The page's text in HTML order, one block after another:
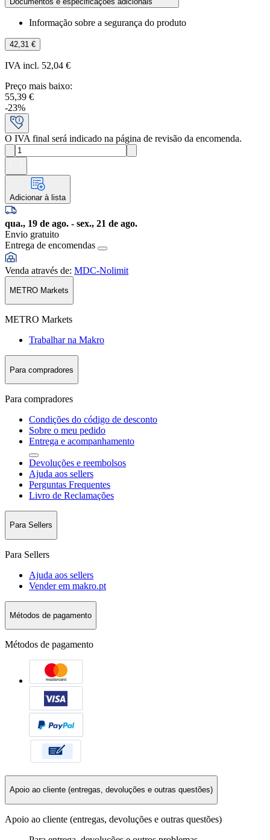
Informação sobre a segurança do produto
42,31 €
IVA incl. 52,04 €
Preço mais baixo:
55,39 €
-23%
O IVA final será indicado na página de revisão da encomenda.
Adicionar à lista
qua., 19 de ago. - sex., 21 de ago.
Envio gratuito
Entrega de encomendas
Venda através de: MDC-Nolimit
METRO Markets
METRO Markets
Trabalhar na Makro
Para compradores
Para compradores
Condições do código de desconto
Sobre o meu pedido
Entrega e acompanhamento
Devoluções e reembolsos
Ajuda aos sellers
Perguntas Frequentes
Livro de Reclamações
Para Sellers
Para Sellers
Ajuda aos sellers
Vender em makro.pt
Métodos de pagamento
Métodos de pagamento
Apoio ao cliente (entregas, devoluções e outras questões)
Apoio ao cliente (entregas, devoluções e outras questões)